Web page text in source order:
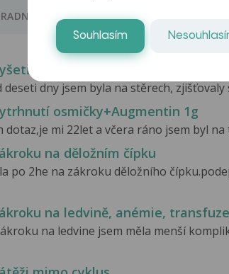
různé příznaky
dny jsem byla na stěrech, zjišťovaly
osmičky+Augmentin 1g
dotaz,je mi 22let a včera ráno jsem byl na
na děložním čípku
po 2he na zákroku děložního
na ledvině, anémie,
na ledvine jsem měla menší
Souhlasím